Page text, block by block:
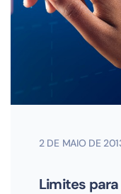
2 DE MAIO DE
Limites